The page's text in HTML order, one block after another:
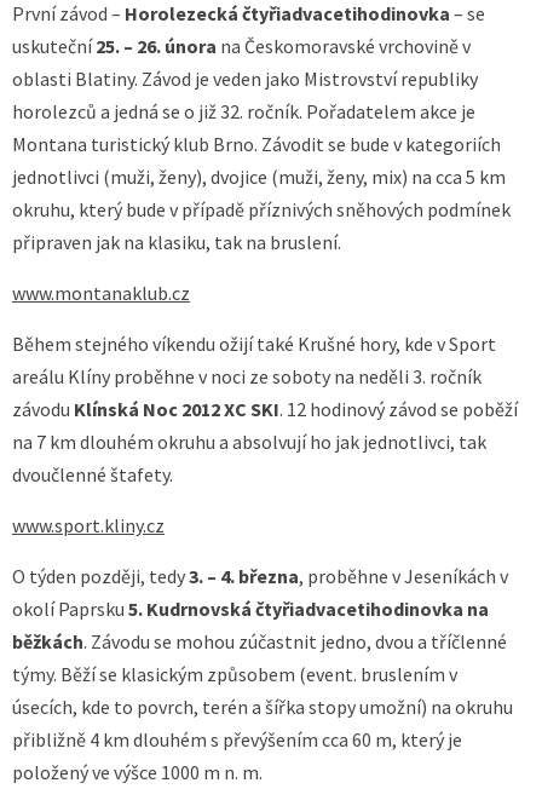
První závod – Horolezecká čtyřiadvacetihodinovka – se
uskuteční25. – 26. února na Českomoravské vrchovině v
oblasti Blatiny. Závod je veden jako Mistrovství republiky
horolezců a jedná se o již 32. ročník. Pořadatelem akce je
Montana turistický klub Brno. Závodit se bude v kategoriích
jednotlivci (muži, ženy), dvojice (muži, ženy, mix) na cca 5 km
okruhu, který bude v případě příznivých sněhových podmínek
připraven jak na klasiku, tak na bruslení.
www.montanaklub.cz
Během stejného víkendu ožijí také Krušné hory, kde v Sport
areálu Klíny proběhne v noci ze soboty na neděli 3. ročník
závodu Klínská Noc 2012 XC SKI. 12 hodinový závod se poběží
na 7 km dlouhém okruhu a absolvují ho jak jednotlivci, tak
dvoučlenné štafety.
www.sport.kliny.cz
O týden později, tedy3. – 4. března, proběhne v Jeseníkách v
okolí Paprsku 5. Kudrnovská čtyřiadvacetihodinovka na
běžkách. Závodu se mohou zúčastnit jedno, dvou a tříčlenné
týmy. Běží se klasickým způsobem (event. bruslením v
úsecích, kde to povrch, terén a šířka stopy umožní) na okruhu
přibližně 4 km dlouhém s převýšením cca 60 m, který je
položený ve výšce 1000 m n. m.